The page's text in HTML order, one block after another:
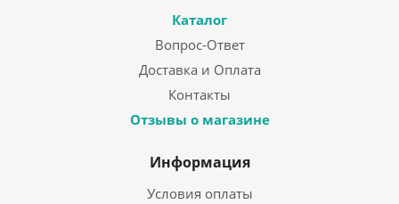
Каталог
Вопрос-Ответ
Доставка и Оплата
Контакты
Отзывы о магазине
Информация
Условия оплаты